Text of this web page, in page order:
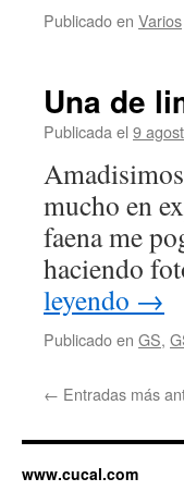
Publicado en Varios
Una de
Publicada el 9
mucho en
faena me
haciendo
leyendo →
Publicado en GS,
← Entradas más
www.cucal.com